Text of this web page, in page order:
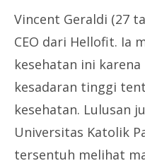
Vincent Geraldi (27
CEO dari Hellofit. Ia
kesehatan ini
kesadaran tinggi
kesehatan. Lulusan
Universitas Katolik
tersentuh melihat